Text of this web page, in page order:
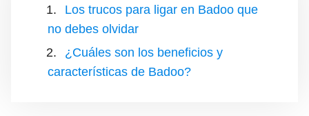
Los trucos para ligar en Badoo que
no debes olvidar
¿Cuáles son los beneficios y
características de Badoo?